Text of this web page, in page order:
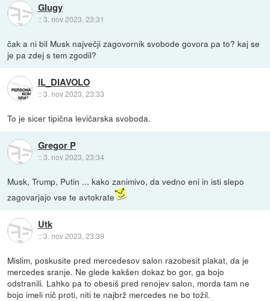
Glugy
::3. nov 2023, 23:31
čak a ni bil Musk največji zagovornik svobode govora pa to? kaj se
je pa zdej s tem zgodil?
IL_DIAVOLO
::3. nov 2023, 23:33
To je sicer tipična levičarska svoboda.
Gregor P
::3. nov 2023, 23:34
Musk, Trump, Putin ... kako zanimivo, da vedno eni in isti slepo
zagovarjajo vse te avtokrate
Utk
::3. nov 2023, 23:39
Mislim, poskusite pred mercedesov salon razobesit plakat, da je
mercedes sranje. Ne glede kakšen dokaz bo gor, ga bojo
odstranili. Lahko pa to obesiš pred renojev salon, morda tam ne
bojo imeli nič proti, niti te najbrž mercedes ne bo tožil.